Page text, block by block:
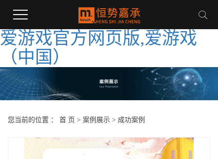
爱游戏官方网页版,爱游戏
（中国）
您当前的位置 ： 首 页 > 案例展示> 成功案例